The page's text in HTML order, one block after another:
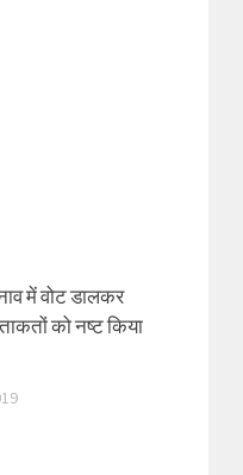
में वोट डालकर
को नष्ट किया